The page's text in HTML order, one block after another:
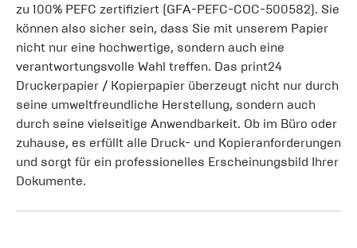
zu 100% PEFC zertifiziert (GFA-PEFC-COC-500582). Sie
können also sicher sein, dass Sie mit unserem Papier
nicht nur eine hochwertige, sondern auch eine
verantwortungsvolle Wahl treffen. Das print24
Druckerpapier / Kopierpapier überzeugt nicht nur durch
seine umweltfreundliche Herstellung, sondern auch
durch seine vielseitige Anwendbarkeit. Ob im Büro oder
zuhause, es erfüllt alle Druck- und Kopieranforderungen
und sorgt für ein professionelles Erscheinungsbild Ihrer
Dokumente.